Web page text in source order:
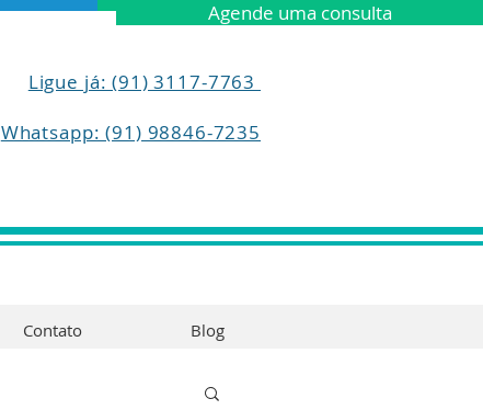
Agende uma consulta
Ligue já: (91) 3117-7763
Whatsapp: (91) 98846-7235
Contato Blog